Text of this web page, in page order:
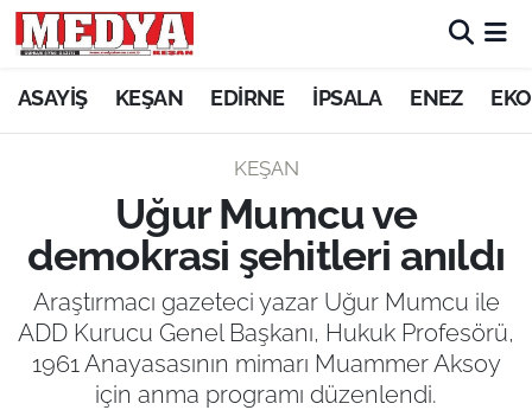
ASAYİŞ KEŞAN EDİRNE İPSALA ENEZ
KEŞAN
Uğur Mumcu ve
demokrasi şehitleri anıldı
Araştırmacı gazeteci yazar Uğur Mumcu ile
ADD Kurucu Genel Başkanı, Hukuk Profesörü,
1961 Anayasasının mimarı Muammer Aksoy
için anma programı düzenlendi.
KEŞAN
ASAYİŞ
SİYASET
GÜNDEM
EKONOMİ